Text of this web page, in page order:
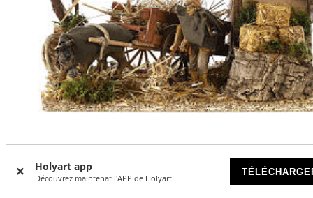
Holyart app
Découvrez maintenat l'APP de Holyart
Fermier avec âne mouvement 15x25x15 cm crèche 10 cm